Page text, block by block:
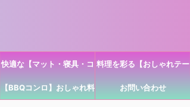
快適な【マット・寝具・コ
ット】オシャレキャンプ用
料理を彩る【おしゃれテー
ブル】キャンプ初心者用品
【BBQコンロ】おしゃれ料 お問い合わせ